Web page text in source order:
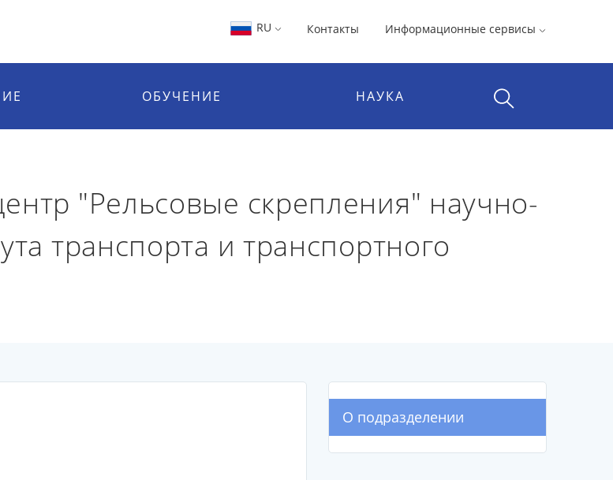
RU Контакты Информационные сервисы
ОБУЧЕНИЕ НАУКА
"Рельсовые скрепления" научно-
транспорта и транспортного
О подразделении